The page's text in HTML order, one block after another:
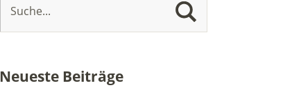
Neueste Beiträge